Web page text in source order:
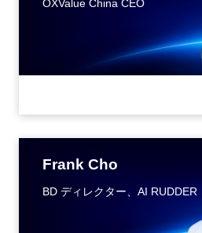
OXValue China CEO
Frank Cho
BD ディレクター、AI RUDDER